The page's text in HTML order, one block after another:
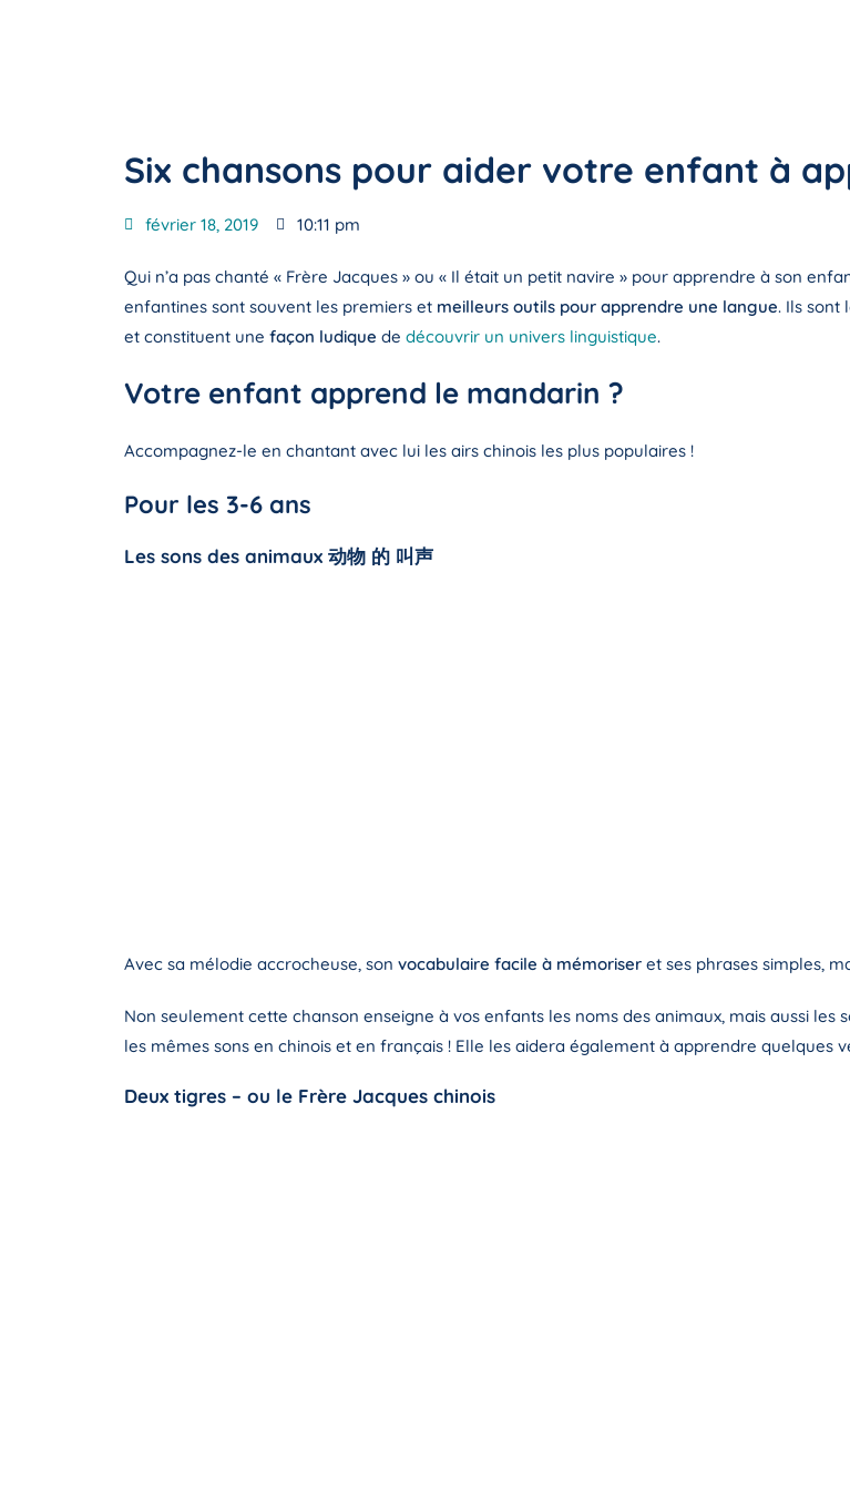
Six chansons pour aider votre enfant à
février 18, 2019 10:11 pm
Qui n’a pas chanté « Frère Jacques » ou « Il était un petit navire » pour apprendre à son
enfantines sont souvent les premiers et meilleurs outils pour apprendre une langue. Ils sont
et constituent une façon ludique de découvrir un univers linguistique.
Votre enfant apprend le mandarin ?
Accompagnez-le en chantant avec lui les airs chinois les plus populaires !
Pour les 3-6 ans
Les sons des animaux 动物 的 叫声
Avec sa mélodie accrocheuse, son vocabulaire facile à mémoriser et ses phrases simples,
Non seulement cette chanson enseigne à vos enfants les noms des animaux, mais aussi les
les mêmes sons en chinois et en français ! Elle les aidera également à apprendre
Deux tigres – ou le Frère Jacques chinois